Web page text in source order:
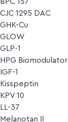
CJC 1295 DAC
GHK-Cu
GLOW
GLP-1
HPG Biomodulator
IGF-1
Kisspeptin
KPV 10
LL-37
Melanotan II